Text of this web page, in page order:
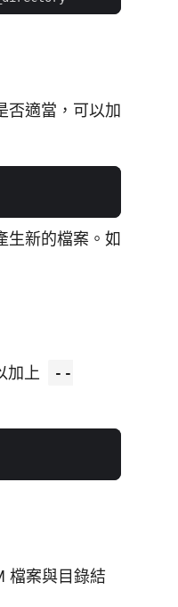
否適當，可以加
生新的檔案。如
加上 --
檔案與目錄結